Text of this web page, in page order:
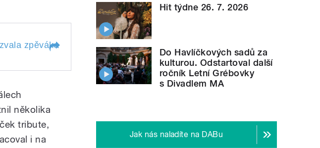
zpěváka Ondřeje Rumla, který si splnil velký sen - natočil album s
několika
tribute,
i na
Hit týdne 26. 7. 2026
Do Havlíčkových sadů za
kulturou. Odstartoval další
ročník Letní Grébovky
s Divadlem MA
Jak nás naladíte na DABu